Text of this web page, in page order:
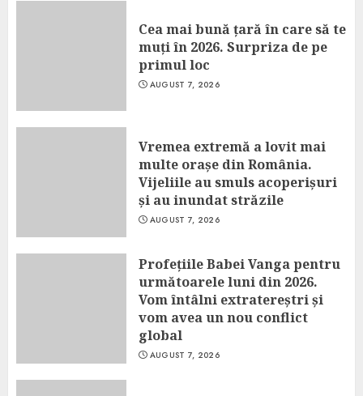
Cea mai bună țară în care să te
muți în 2026. Surpriza de pe
primul loc
AUGUST 7, 2026
Vremea extremă a lovit mai
multe orașe din România.
Vijeliile au smuls acoperișuri
și au inundat străzile
AUGUST 7, 2026
Profețiile Babei Vanga pentru
următoarele luni din 2026.
Vom întâlni extratereștri și
vom avea un nou conflict
global
AUGUST 7, 2026